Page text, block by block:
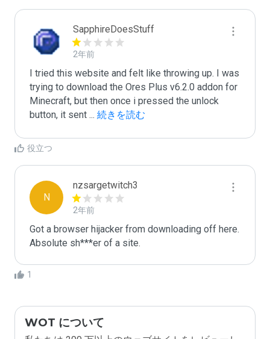
SapphireDoesStuff
2年前
I tried this website and felt like throwing up. I was
trying to download the Ores Plus v6.2.0 addon for
Minecraft, but then once i pressed the unlock
button, it sent ... 続きを読む
役立つ
N
nzsargetwitch3
2年前
Got a browser hijacker from downloading off here.
Absolute sh***er of a site.
1
WOT について